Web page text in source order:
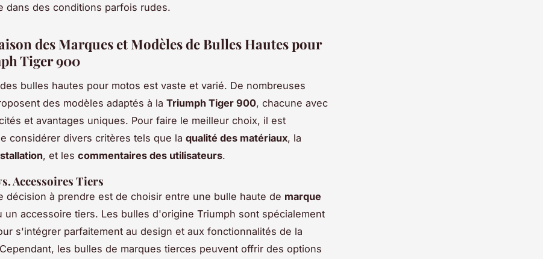
dans des conditions parfois rudes.
des Marques et Modèles de Bulles Hautes pour
Tiger 900
bulles hautes pour motos est vaste et varié. De nombreuses
des modèles adaptés à la Triumph Tiger 900, chacune avec
et avantages uniques. Pour faire le meilleur choix, il est
considérer divers critères tels que la qualité des matériaux, la
, et les commentaires des utilisateurs.
Accessoires Tiers
décision à prendre est de choisir entre une bulle haute de marque
un accessoire tiers. Les bulles d'origine Triumph sont spécialement
s'intégrer parfaitement au design et aux fonctionnalités de la
les bulles de marques tierces peuvent offrir des options